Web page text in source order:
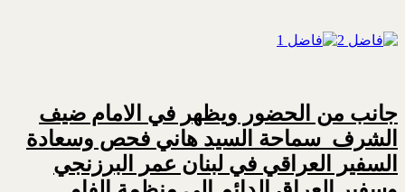
جانب من الحضور ويظهر في الامام ضيف
الشرف سماحة السيد هاني فحص وسعادة
السفير العراقي في لبنان عمر البرزنجي